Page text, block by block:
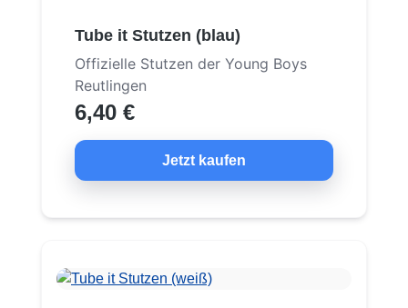
Tube it Stutzen (blau)
Offizielle Stutzen der Young Boys
Reutlingen
6,40 €
Jetzt kaufen